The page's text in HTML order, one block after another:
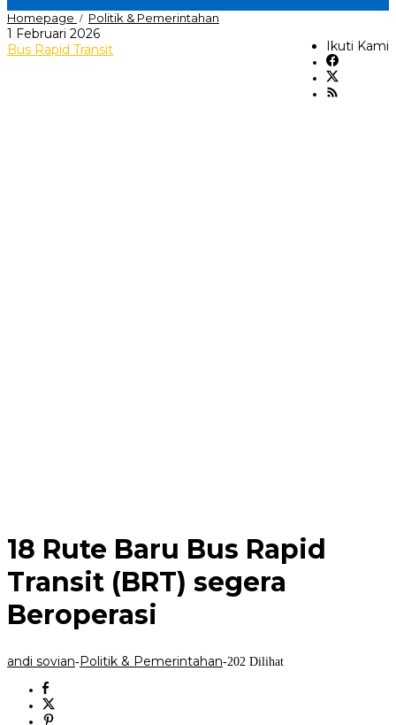
Homepage / Politik & Pemerintahan
Ikuti Kami
1 Februari 2026oleh
andi
Bus Rapid Transit
18 Rute Baru Bus Rapid
Transit (BRT) segera
Beroperasi
andi sovian-Politik & Pemerintahan-202 Dilihat